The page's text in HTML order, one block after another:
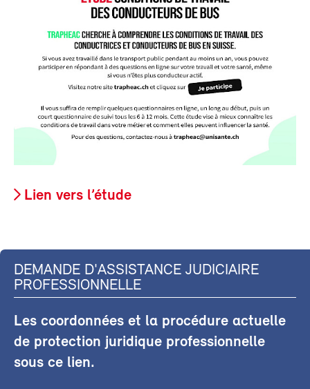
Lien vers l’étude
DEMANDE D'ASSISTANCE JUDICIAIRE
PROFESSIONNELLE
Les coordonnées et la procédure actuelle
de protection juridique professionnelle
sous ce lien.